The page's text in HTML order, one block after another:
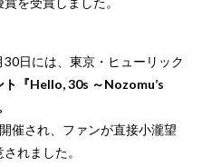
日には、東京・ヒューリック
『Hello, 30s ～Nozomu’s
催され、ファンが直接小瀧望
れました。